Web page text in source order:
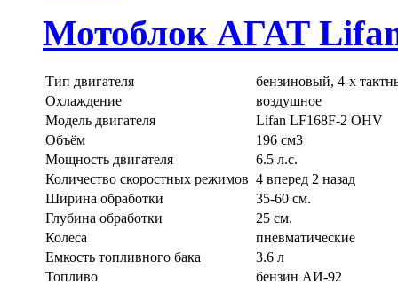
Мотоблок АГАТ
Тип двигателя
бензиновый, 4-х
Охлаждение
воздушное
Модель двигателя
Lifan LF168F-2 OHV
Объём
196 см3
Мощность двигателя
6.5 л.с.
Количество скоростных режимов 4 вперед 2 назад
Ширина обработки
35-60 см.
Глубина обработки
25 см.
Колеса
пневматические
Емкость топливного бака
3.6 л
Топливо
бензин АИ-92